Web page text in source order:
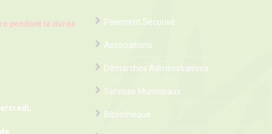
pendant la durée
Paiement Sécurisé
Associations
Démarches Administratives
Services Municipaux
Bibliothèque